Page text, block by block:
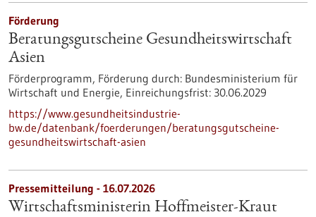
Förderung
Beratungsgutscheine Gesundheitswirtschaft
Asien
Förderprogramm, Förderung durch: Bundesministerium für
Wirtschaft und Energie, Einreichungsfrist: 30.06.2029
https://www.gesundheitsindustrie-
bw.de/datenbank/foerderungen/beratungsgutscheine-
gesundheitswirtschaft-asien
Pressemitteilung - 16.07.2026
Wirtschaftsministerin Hoffmeister-Kraut